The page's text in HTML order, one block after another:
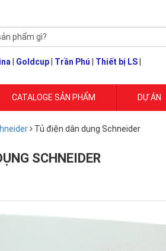
Goldcup Trần Phú Thiết bị LS
CATALOGE SẢN PHẨM DỰ ÁN
Tủ điện dân dụng Schneider
SCHNEIDER